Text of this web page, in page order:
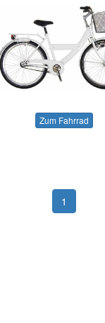
Zum Fahrrad
1